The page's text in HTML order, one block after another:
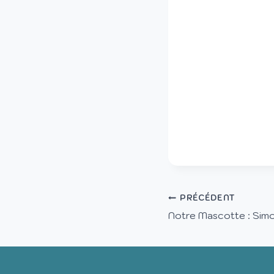
PRÉCÉDENT
Notre Mascotte :